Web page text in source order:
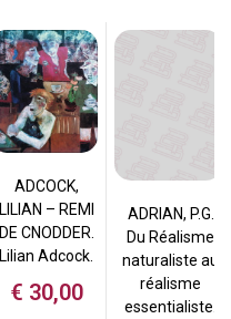
ADCOCK,
LILIAN – REMI
DE CNODDER.
Lilian Adcock.
€ 30,00
ADRIAN, P.G.
Du Réalisme
naturaliste au
réalisme
essentialiste.